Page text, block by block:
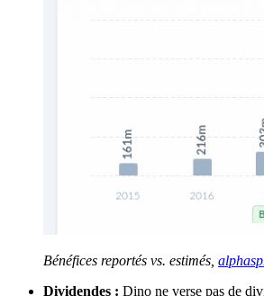
Bénéfices reportés vs. estimés,
Dividendes : Dino ne verse pas de